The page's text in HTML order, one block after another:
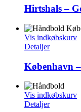
Hirtshals –
Vis indkøbskurv
Detaljer
København
Vis indkøbskurv
Detaljer